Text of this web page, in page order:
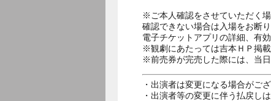
※ご本人確認をさせていただく
確認できない場合は入場をお断
電子チケットアプリの詳細、有
※観劇にあたっては吉本ＨＰ掲
※前売券が完売した際には、当
・出演者は変更になる場合がご
・出演者等の変更に伴う払戻し